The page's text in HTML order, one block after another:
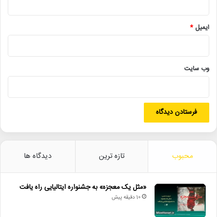
توجه به اینکه مراسم دیر شروع شد، وقت را به سایر بخش‌های مراسم
اختصاص می‌دهیم.
بزرگداشت زهره شکوفنده دوبلور سینما
سپس سیدعباس صالحی، حامد جعفری، رائد فریدزاده، مهدی جمالی‌نژاد
ایمیل*
وب‌ سایت
محبوب تازه ترین دیدگاه ها
«مثل یک معجزه» به جشنواره ایتالیایی راه یافت
10 دقیقه پیش